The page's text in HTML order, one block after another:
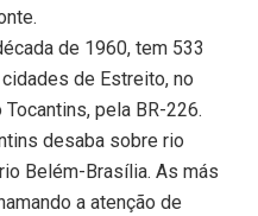
de 1960, tem 533
de Estreito, no
pela BR-226.
desaba sobre rio
Belém-Brasília. As más
a atenção de